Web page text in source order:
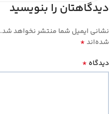
دیدگاهتان را بنویسید
نشانی ایمیل شما منتشر نخواهد شد.
شده‌اند*
دیدگاه *